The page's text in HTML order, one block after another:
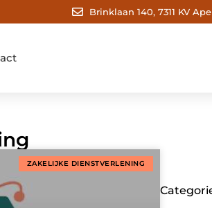
Brinklaan 140, 7311 KV
ZAKELIJKE DIENSTVERLENING